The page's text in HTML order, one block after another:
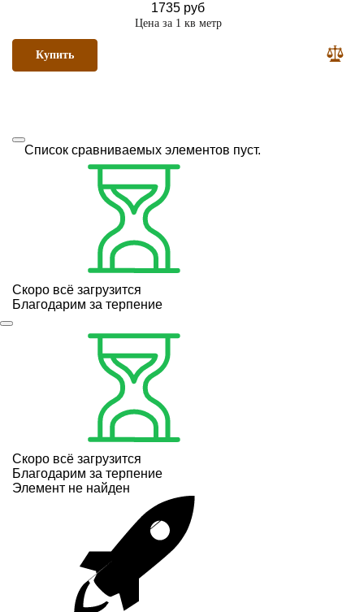
1735 руб
Цена за 1 кв метр
Купить
Список сравниваемых элементов пуст.
Скоро всё загрузится
Благодарим за терпение
Скоро всё загрузится
Благодарим за терпение
Элемент не найден